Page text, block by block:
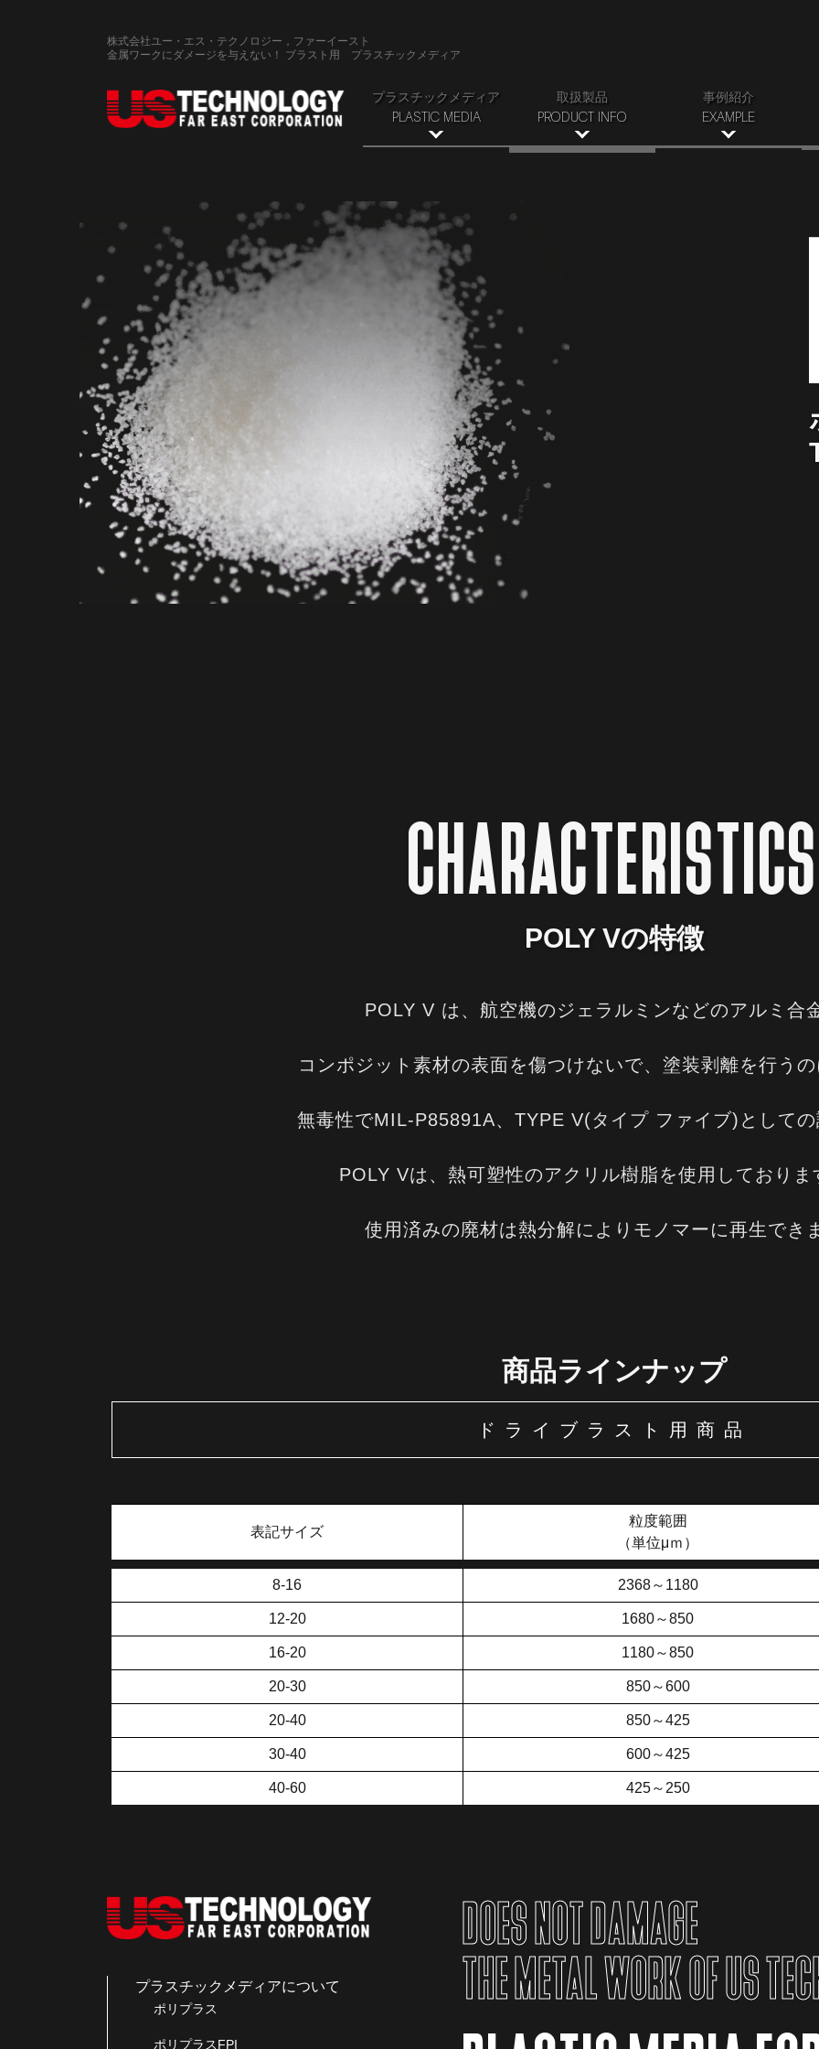
株式会社ユー・エス・テクノロジー，ファーイースト
金属ワークにダメージを与えない！ ブラスト用 プラスチックメディア
プラスチックメディア
PLASTIC MEDIA
取扱製品
PRODUCT INFO
米国製研磨材
事例紹介
EXAMPLE
CHARACTERISTICS
POLY Vの特徴
POLY V は、 航空機のジェラルミンなどのアルミ合
コンポジット素材の表面を傷つけないで、 塗装剥離を行うの
無毒性でMIL-P85891A、TYPE V(タイプ ファイブ)としての
POLY Vは、熱可塑性のアクリル樹脂を使用しておりま
使用済みの廃材は熱分解によりモノマーに再生でき
商品ラインナップ
ドライブラスト用商品
表記サイズ
粒度範囲
（単位μｍ）
8-16 2368～1180
12-20 1680～850
16-20 1180～850
20-30 850～600
20-40 850～425
30-40 600～425
40-60 425～250
プラスチックメディアについて
ポリプラス
ポリプラスFPI
DOES NOT DAMAGE
THE METAL WORK OF US